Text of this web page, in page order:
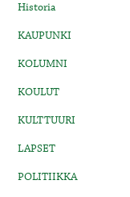
Historia
KAUPUNKI
KOLUMNI
KOULUT
KULTTUURI
LAPSET
POLITIIKKA